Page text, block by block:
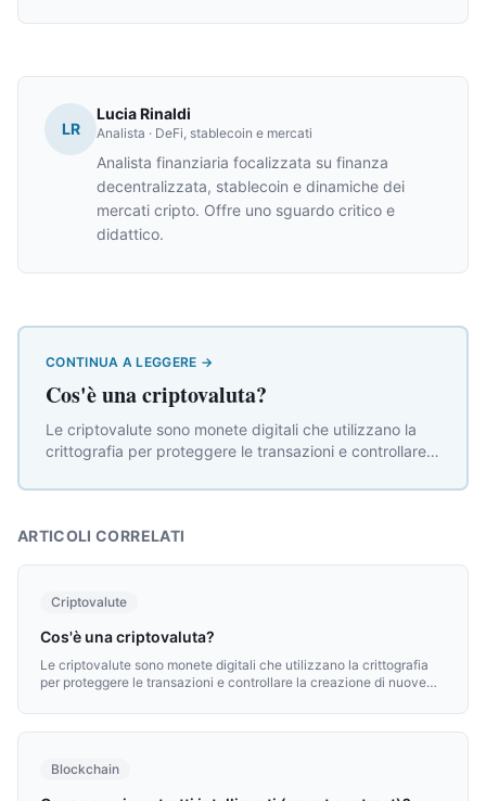
LR
Lucia Rinaldi
Analista · DeFi, stablecoin e mercati
Analista finanziaria focalizzata su finanza
decentralizzata, stablecoin e dinamiche dei
mercati cripto. Offre uno sguardo critico e
didattico.
CONTINUA A LEGGERE →
Cos'è una criptovaluta?
Le criptovalute sono monete digitali che utilizzano la
crittografia per proteggere le transazioni e controllare
tradizionale, non dipendono da una banca centrale né
ARTICOLI CORRELATI
Criptovalute
Cos'è una criptovaluta?
Le criptovalute sono monete digitali che utilizzano la crittografia
per proteggere le transazioni e controllare la creazione di nuove
banca centrale né da intermediari.
Blockchain